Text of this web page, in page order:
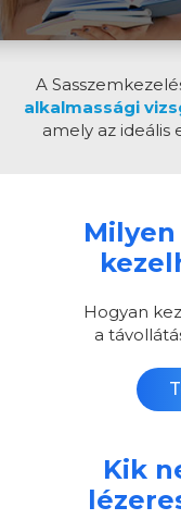
A
alkalmassági
amely az ideális
Hogyan
a
Kik